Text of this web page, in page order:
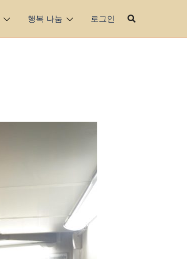
행복 나눔 로그인